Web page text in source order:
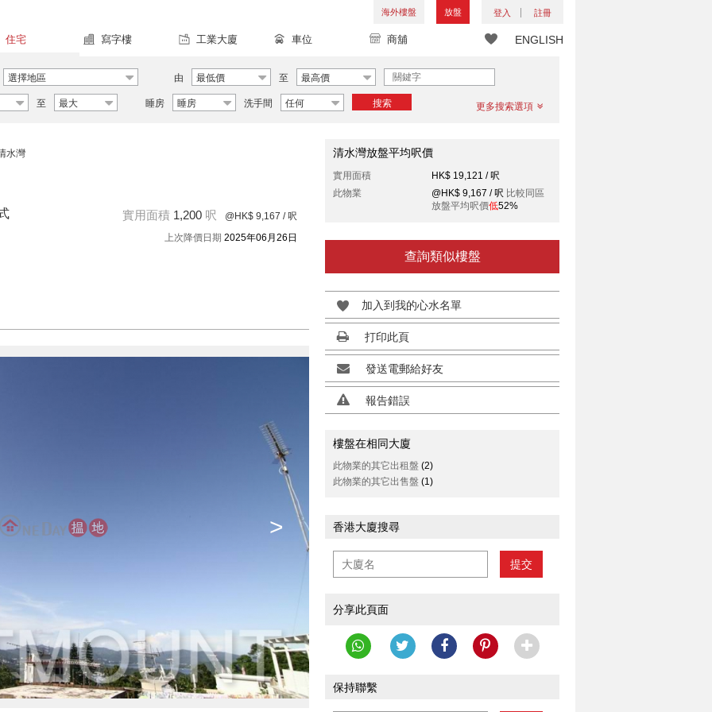
海外樓盤 放盤 登入 註冊
ENGLISH
住宅 寫字樓 工業大廈 車位 商舖
選擇地區 由 最低價 至 最高價
至 最大 睡房 睡房 洗手間 任何 搜索 更多搜索選項
水灣
實用面積 1,200 呎 @HK$ 9,167 / 呎
上次降價日期 2025年06月26日
>
清水灣放盤平均呎價
實用面積
HK$ 19,121 / 呎
此物業
@HK$ 9,167 / 呎 比較同區
放盤平均呎價低52%
查詢類似樓盤
加入到我的心水名單
打印此頁
發送電郵給好友
報告錯誤
樓盤在相同大廈
此物業的其它出租盤 (2)
此物業的其它出售盤 (1)
香港大廈搜尋
提交
分享此頁面
保持聯繫